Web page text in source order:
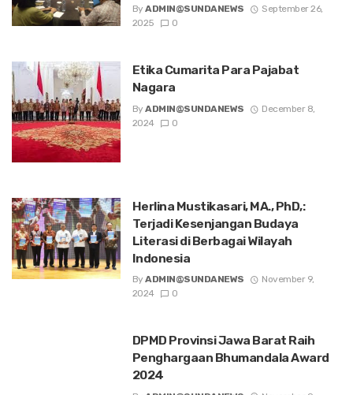
ByADMIN@SUNDANEWS
September 26,
2025
0
Etika Cumarita Para Pajabat
Nagara
ByADMIN@SUNDANEWS
December 8,
2024
0
Herlina Mustikasari, MA., PhD,:
Terjadi Kesenjangan Budaya
Literasi di Berbagai Wilayah
Indonesia
ByADMIN@SUNDANEWS
November 9,
2024
0
DPMD Provinsi Jawa Barat Raih
Penghargaan Bhumandala Award
2024